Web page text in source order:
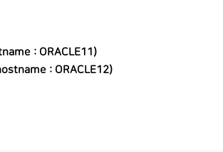
: ORACLE11)
: ORACLE12)